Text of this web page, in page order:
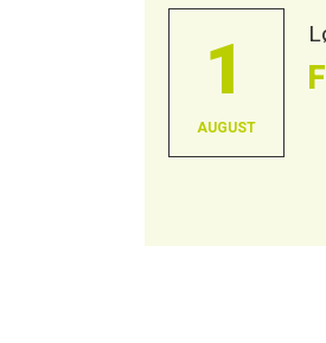
1
AUGUST